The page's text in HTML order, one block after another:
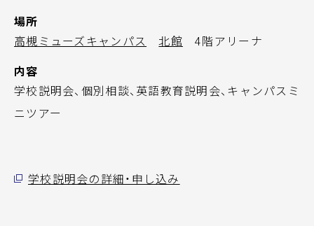
場所
高槻ミューズキャンパス
北館 4階アリーナ
内容
学校説明会、個別相談、英語教育説明会、キャンパスミ
ニツアー
学校説明会の詳細・申し込み